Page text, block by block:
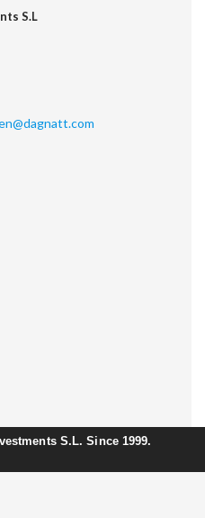
S.L
S.L. Since 1999.